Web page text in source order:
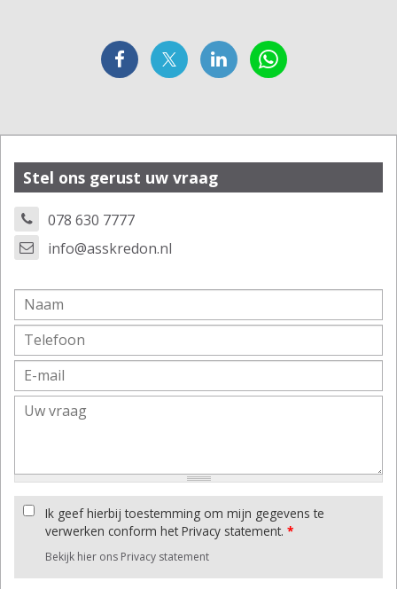
Stel ons gerust uw vraag
078 630 7777
info@asskredon.nl
Ik geef hierbij toestemming om mijn gegevens te
verwerken conform het Privacy statement. *
Bekijk hier ons Privacy statement